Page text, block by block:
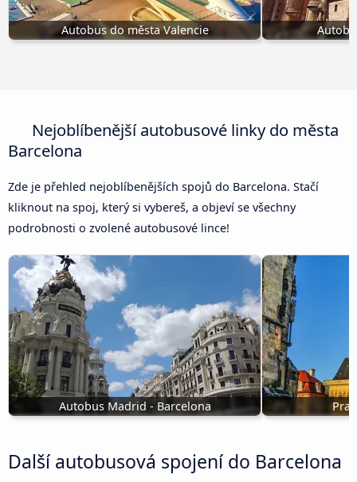
Autobus do města Valencie
Nejoblíbenější autobusové linky do města
Barcelona
Zde je přehled nejoblíbenějších spojů do Barcelona. Stačí
kliknout na spoj, který si vybereš, a objeví se všechny
podrobnosti o zvolené autobusové lince!
Autobus Madrid - Barcelona
Další autobusová spojení do Barcelona